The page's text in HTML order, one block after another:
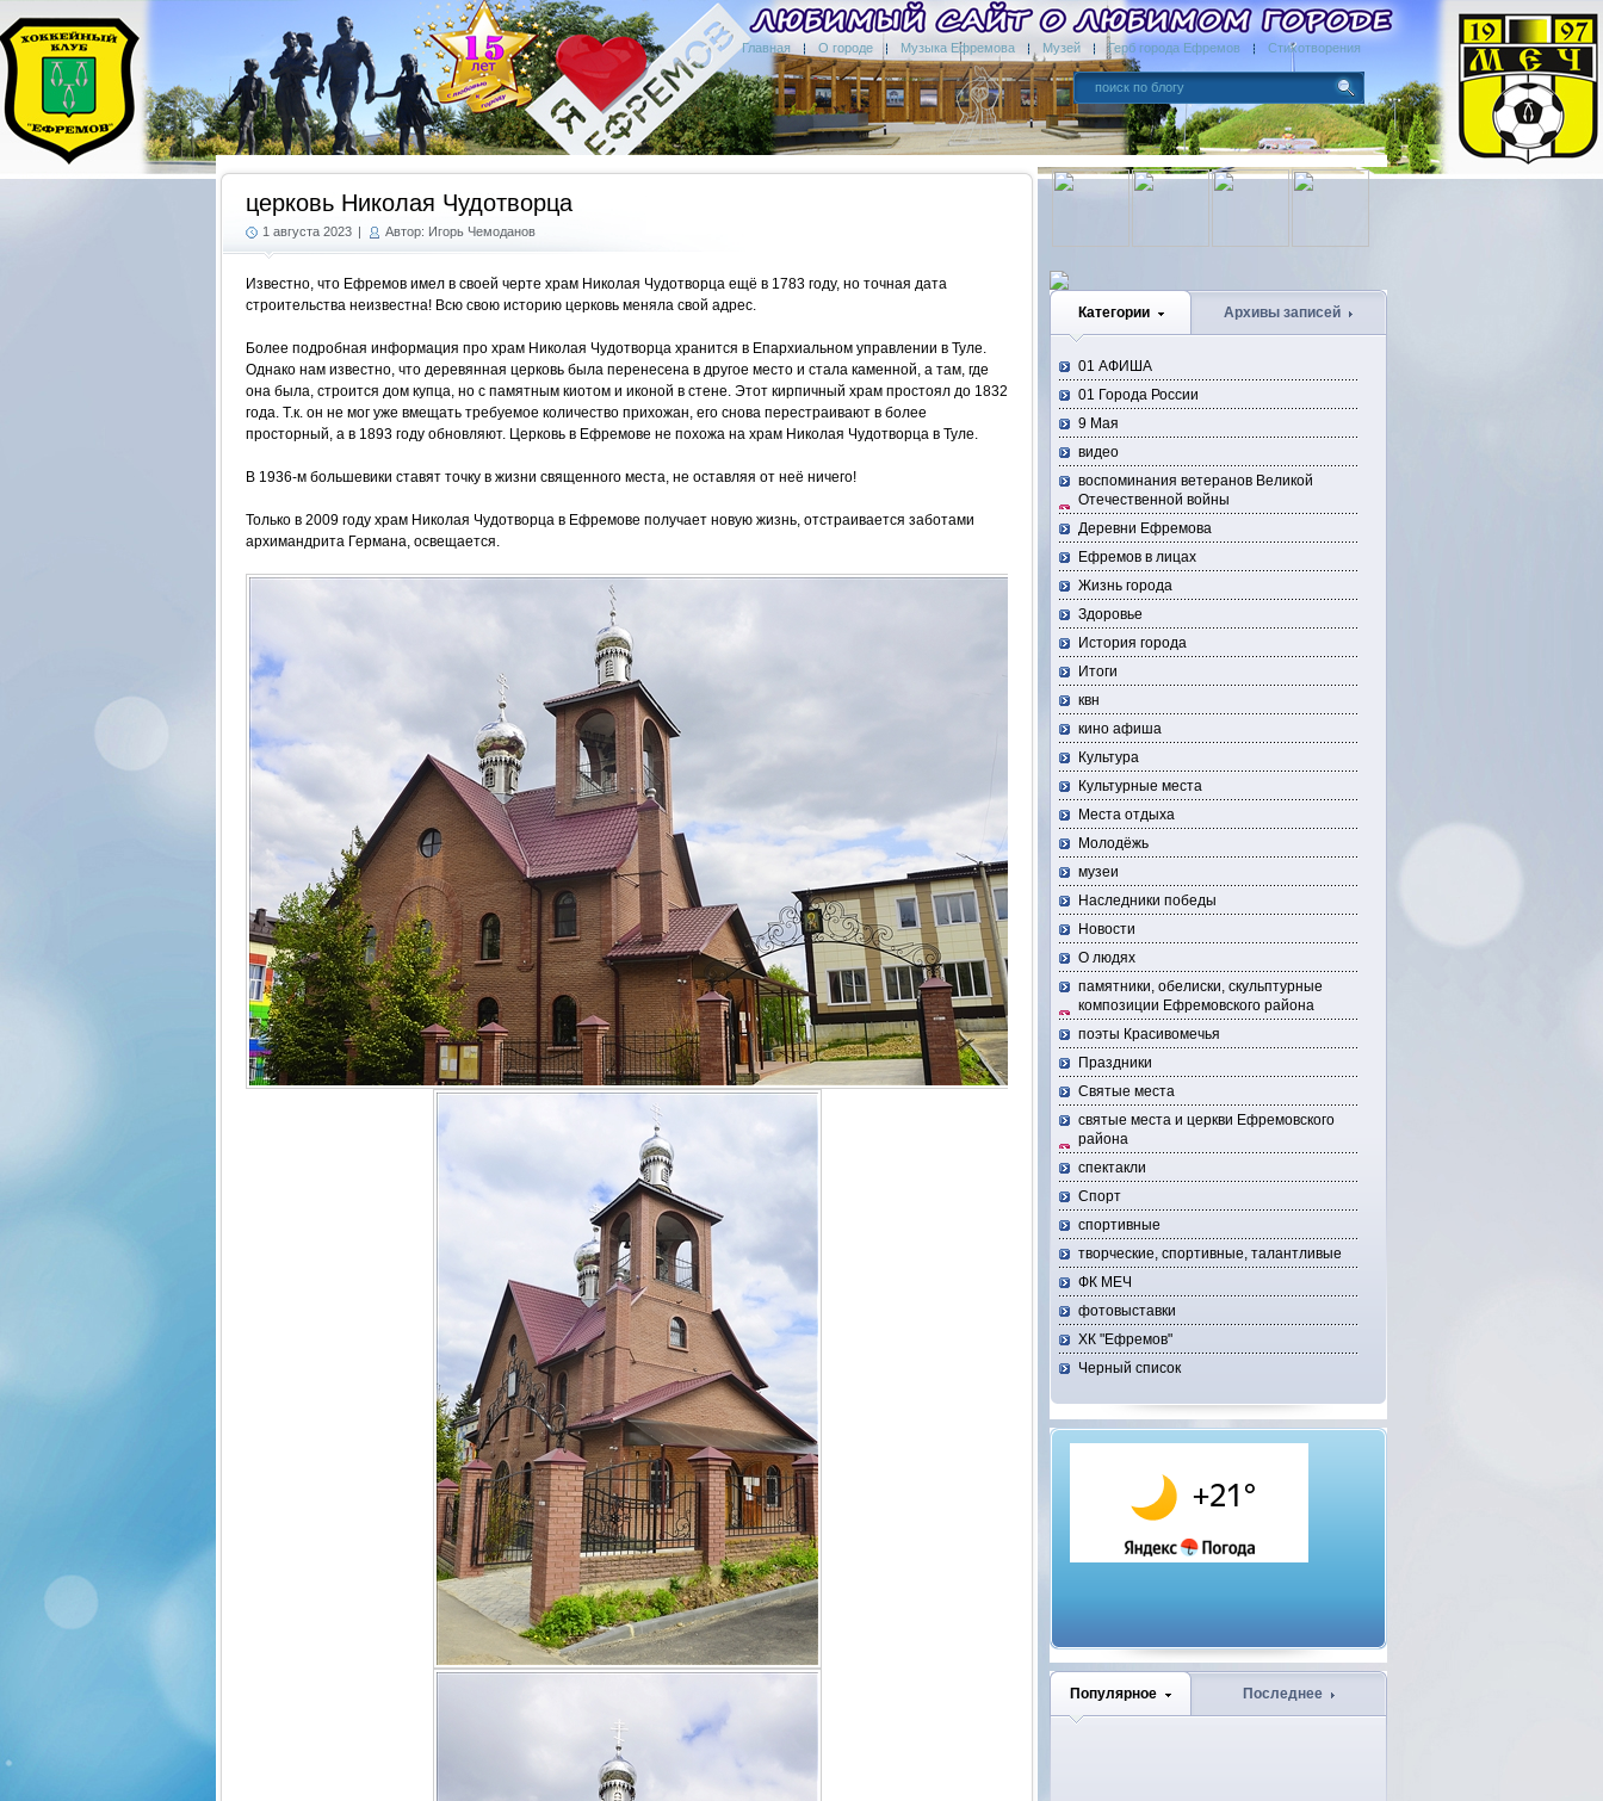
Главная О городе Музыка Ефремова Музей Герб города Ефремов Стихотворения
церковь Николая Чудотворца
1 августа 2023 | Автор: Игорь Чемоданов
Известно, что Ефремов имел в своей черте храм Николая Чудотворца ещё в 1783 году, но точная дата
строительства неизвестна! Всю свою историю церковь меняла свой адрес.
Более подробная информация про храм Николая Чудотворца хранится в Епархиальном управлении в Туле.
Однако нам известно, что деревянная церковь была перенесена в другое место и стала каменной, а там, где
она была, строится дом купца, но с памятным киотом и иконой в стене. Этот кирпичный храм простоял до 1832
года. Т.к. он не мог уже вмещать требуемое количество прихожан, его снова перестраивают в более
просторный, а в 1893 году обновляют. Церковь в Ефремове не похожа на храм Николая Чудотворца в Туле.
В 1936-м большевики ставят точку в жизни священного места, не оставляя от неё ничего!
Только в 2009 году храм Николая Чудотворца в Ефремове получает новую жизнь, отстраивается заботами
архимандрита Германа, освещается.
Категории Архивы записей
01 АФИША
01 Города России
9 Мая
видео
воспоминания ветеранов Великой
Отечественной войны
Деревни Ефремова
Ефремов в лицах
Жизнь города
Здоровье
История города
Итоги
квн
кино афиша
Культура
Культурные места
Места отдыха
Молодёжь
музеи
Наследники победы
Новости
О людях
памятники, обелиски, скульптурные
композиции Ефремовского района
поэты Красивомечья
Праздники
Святые места
святые места и церкви Ефремовского
района
спектакли
Спорт
спортивные
творческие, спортивные, талантливые
ФК МЕЧ
фотовыставки
ХК "Ефремов"
Черный список
Популярное Последнее